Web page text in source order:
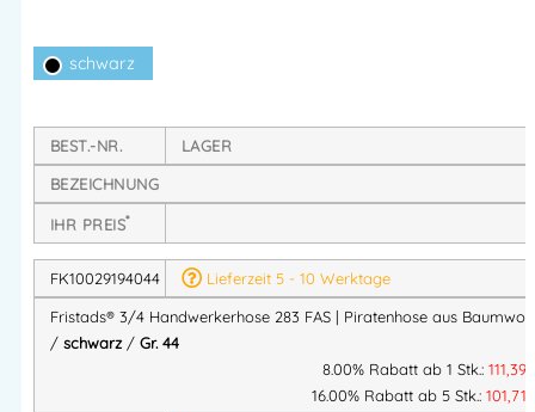
✔ 3/4-Länge – ideal für warme Arbeitstage
✔ Robuste
✔ CORDURA®-verstärkte Taschen & Knietaschen
✔ Verstaubare, lose Hängetaschen
✔ Geprüft nachEN 14404(mit Knieschonern 124292)
✔OEKO-TEX® zertifiziert & PFAS-frei
Ausstattung & Funktionen
BEST.-NR.
LAGER
BEZEICHNUNG
IHR PREIS*
FK10029194044
Lieferzeit 5 - 10 Werktage
Fristads® 3/4 Handwerkerhose 283 FAS | Piratenhose aus
/ schwarz/ Gr. 44
8.00% Rabatt ab 1 Stk.: 111,39
16.00% Rabatt ab 5 Stk.: 101,71
schwarz